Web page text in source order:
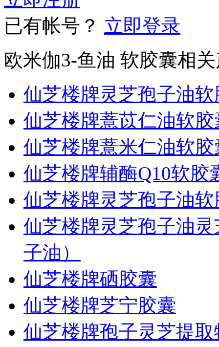
已有帐号？ 立即登录
欧米伽3-鱼油 软胶囊相
仙芝楼牌灵芝孢子油软
仙芝楼牌薏苡仁油软胶
仙芝楼牌薏米仁油软胶
仙芝楼牌辅酶Q10软胶
仙芝楼牌灵芝孢子油
仙芝楼牌灵芝孢子油
子油）
仙芝楼牌硒胶囊
仙芝楼牌芝宁胶囊
仙芝楼牌孢子灵芝提